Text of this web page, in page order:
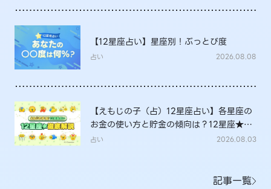
【12星座占い】星座別！ぶっとび度
占い 2026.08.08
【えもじの子（占）12星座占い】各星座の
お金の使い方と貯金の傾向は？12星座★徹
底解説
占い 2026.08.03
記事一覧